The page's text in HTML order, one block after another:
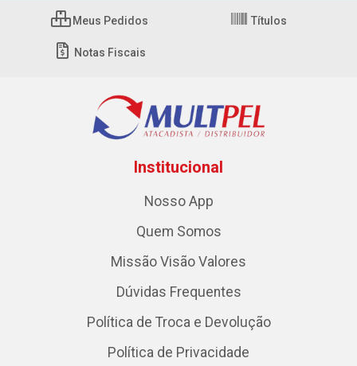
Meus Pedidos Títulos
Notas Fiscais
Institucional
Nosso App
Quem Somos
Missão Visão Valores
Dúvidas Frequentes
Política de Troca e Devolução
Política de Privacidade